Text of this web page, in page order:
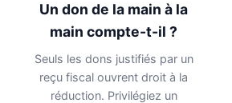
Un don de la main à la
main compte-t-il ?
Seuls les dons justifiés par un
reçu fiscal ouvrent droit à la
réduction. Privilégiez un